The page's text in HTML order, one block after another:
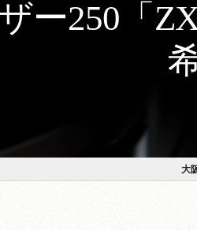
ー250「
大